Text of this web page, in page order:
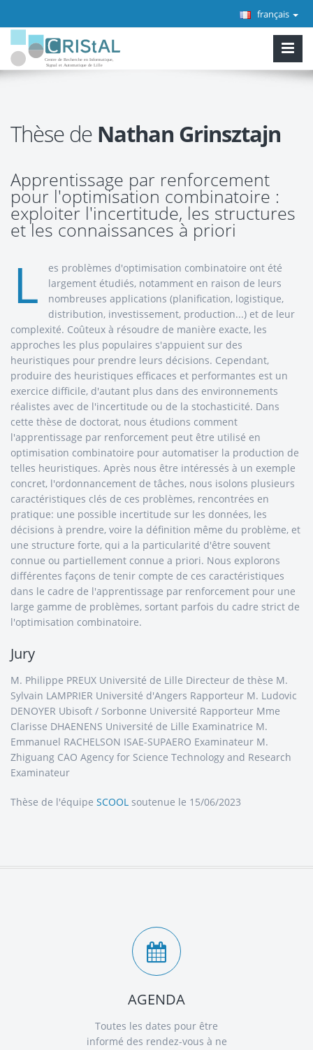
français
Thèse de Nathan Grinsztajn
Apprentissage par renforcement
pour l'optimisation combinatoire :
exploiter l'incertitude, les structures
et les connaissances à priori
L
es problèmes d'optimisation combinatoire ont été
largement étudiés, notamment en raison de leurs
nombreuses applications (planification, logistique,
distribution, investissement, production...) et de leur
complexité. Coûteux à résoudre de manière exacte, les
approches les plus populaires s'appuient sur des
heuristiques pour prendre leurs décisions. Cependant,
produire des heuristiques efficaces et performantes est un
exercice difficile, d'autant plus dans des environnements
réalistes avec de l'incertitude ou de la stochasticité. Dans
cette thèse de doctorat, nous étudions comment
l'apprentissage par renforcement peut être utilisé en
optimisation combinatoire pour automatiser la production de
telles heuristiques. Après nous être intéressés à un exemple
concret, l'ordonnancement de tâches, nous isolons plusieurs
caractéristiques clés de ces problèmes, rencontrées en
pratique: une possible incertitude sur les données, les
décisions à prendre, voire la définition même du problème, et
une structure forte, qui a la particularité d'être souvent
connue ou partiellement connue a priori. Nous explorons
différentes façons de tenir compte de ces caractéristiques
dans le cadre de l'apprentissage par renforcement pour une
large gamme de problèmes, sortant parfois du cadre strict de
l'optimisation combinatoire.
Jury
M. Philippe PREUX Université de Lille Directeur de thèse M.
Sylvain LAMPRIER Université d'Angers Rapporteur M. Ludovic
DENOYER Ubisoft / Sorbonne Université Rapporteur Mme
Clarisse DHAENENS Université de Lille Examinatrice M.
Emmanuel RACHELSON ISAE-SUPAERO Examinateur M.
Zhiguang CAO Agency for Science Technology and Research
Examinateur
Thèse de l'équipe SCOOL soutenue le 15/06/2023
AGENDA
Toutes les dates pour être
informé des rendez-vous à ne